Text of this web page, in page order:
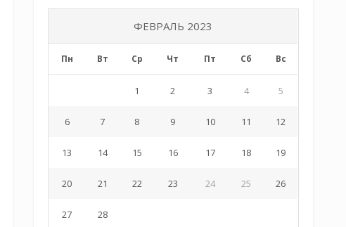
ФЕВРАЛЬ 2023
Пн Вт Ср Чт Пт Сб Вс
1 2 3 4 5
6 7 8 9 10 11 12
13 14 15 16 17 18 19
20 21 22 23 24 25 26
27 28